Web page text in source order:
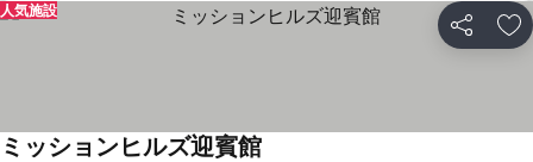
シェア お
人気施設
ミッションヒルズ迎賓館